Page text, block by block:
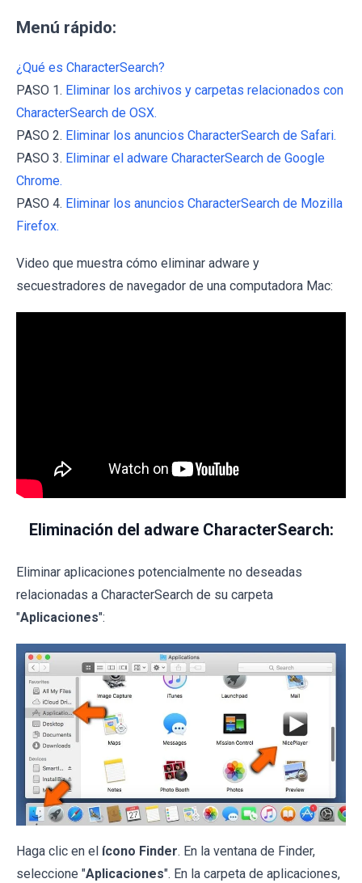
Menú rápido:
¿Qué es CharacterSearch?
PASO 1. Eliminar los archivos y carpetas relacionados con
CharacterSearch de OSX.
PASO 2. Eliminar los anuncios CharacterSearch de Safari.
PASO 3. Eliminar el adware CharacterSearch de Google
Chrome.
PASO 4. Eliminar los anuncios CharacterSearch de Mozilla
Firefox.
Video que muestra cómo eliminar adware y
secuestradores de navegador de una computadora Mac:
Eliminación del adware CharacterSearch:
Eliminar aplicaciones potencialmente no deseadas
relacionadas a CharacterSearch de su carpeta
"Aplicaciones":
Haga clic en el ícono Finder. En la ventana de Finder,
seleccione "Aplicaciones". En la carpeta de aplicaciones,